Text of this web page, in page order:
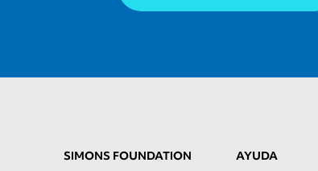
SIMONS FOUNDATION AYUDA